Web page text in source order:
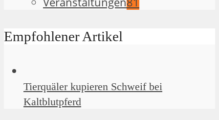
Empfohlener Artikel
Tierquäler kupieren Schweif bei
Kaltblutpferd